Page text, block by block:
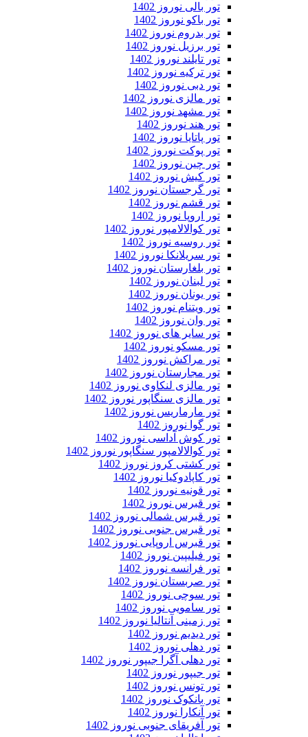
تور بالی نوروز 1402
تور باکو نوروز 1402
تور بدروم نوروز 1402
تور برزیل نوروز 1402
تور تایلند نوروز 1402
تور ترکیه نوروز 1402
تور دبی نوروز 1402
تور مالزی نوروز 1402
تور مشهد نوروز 1402
تور هند نوروز 1402
تور پاتایا نوروز 1402
تور پوکت نوروز 1402
تور چین نوروز 1402
تور کیش نوروز 1402
تور گرجستان نوروز 1402
تور قشم نوروز 1402
تور اروپا نوروز 1402
تور کوالالامپور نوروز 1402
تور روسیه نوروز 1402
تور سریلانکا نوروز 1402
تور بلغارستان نوروز 1402
تور لبنان نوروز 1402
تور یونان نوروز 1402
تور ویتنام نوروز 1402
تور وان نوروز 1402
تور سایر های نوروز 1402
تور مسکو نوروز 1402
تور مراکش نوروز 1402
تور مجارستان نوروز 1402
تور مالزی لنکاوی نوروز 1402
تور مالزی سنگاپور نوروز 1402
تور مارماریس نوروز 1402
تور گوا نوروز 1402
تور کوش آداسی نوروز 1402
تور کوالالامپور سنگاپور نوروز 1402
تور کشتی کروز نوروز 1402
تور کاپادوکیا نوروز 1402
تور قونیه نوروز 1402
تور قبرس نوروز 1402
تور قبرس شمالی نوروز 1402
تور قبرس جنوبی نوروز 1402
تور قبرس اروپایی نوروز 1402
تور فیلیپین نوروز 1402
تور فرانسه نوروز 1402
تور صربستان نوروز 1402
تور سوچی نوروز 1402
تور سامویی نوروز 1402
تور زمینی آنتالیا نوروز 1402
تور دیدیم نوروز 1402
تور دهلی نوروز 1402
تور دهلی آگرا جیپور نوروز 1402
تور جیپور نوروز 1402
تور تونس نوروز 1402
تور بانکوک نوروز 1402
تور آنکارا نوروز 1402
تور آفریقای جنوبی نوروز 1402